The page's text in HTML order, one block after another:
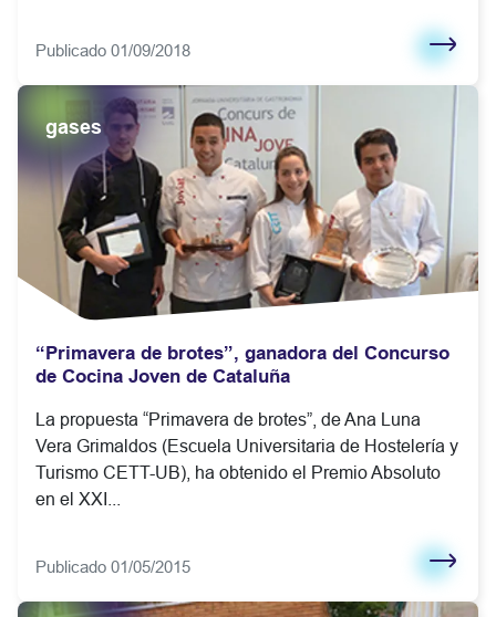
Publicado 01/09/2018
gases
“Primavera de brotes”, ganadora del Concurso
de Cocina Joven de Cataluña
La propuesta “Primavera de brotes”, de Ana Luna
Vera Grimaldos (Escuela Universitaria de Hostelería y
Turismo CETT-UB), ha obtenido el Premio Absoluto
en el XXI...
Publicado 01/05/2015